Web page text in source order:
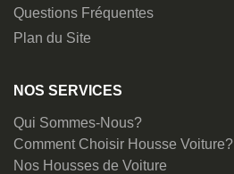
Questions Fréquentes
Plan du Site
NOS SERVICES
Qui Sommes-Nous?
Comment Choisir Housse Voiture?
Nos Housses de Voiture